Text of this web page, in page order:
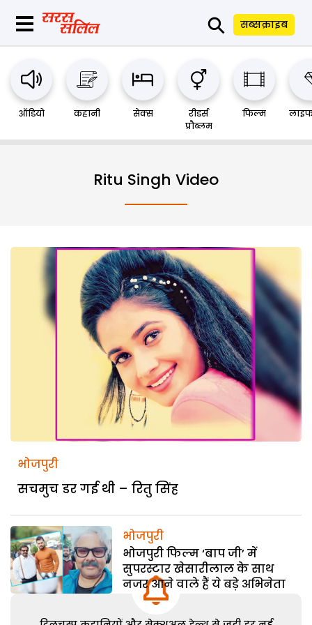
⚲ सब्सक्राइब
ऑडियो कहानी सेक्स
रीडर्स
प्रौब्लम
फिल्म
Ritu Singh Video
भोजपुरी
सचमुच डर गई थी – रितु सिंह
भोजपुरी
भोजपुरी फिल्म ‘बाप जी’ में
सुपरस्टार खेसारीलाल के साथ
नजर आने वाले हैं ये बड़े अभिनेता